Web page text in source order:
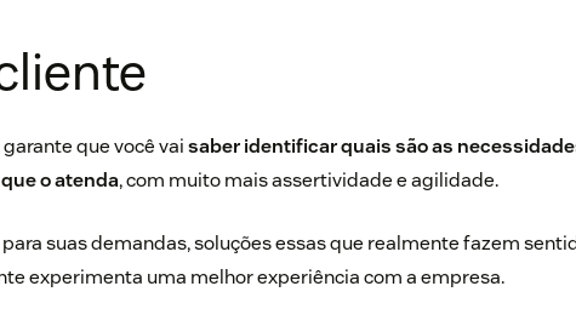
que você vaisaber identificar quais são as
o atenda, com muito mais assertividade e agilidade.
suas demandas, soluções essas que realmente fazem
experimenta uma melhor experiência com a empresa.